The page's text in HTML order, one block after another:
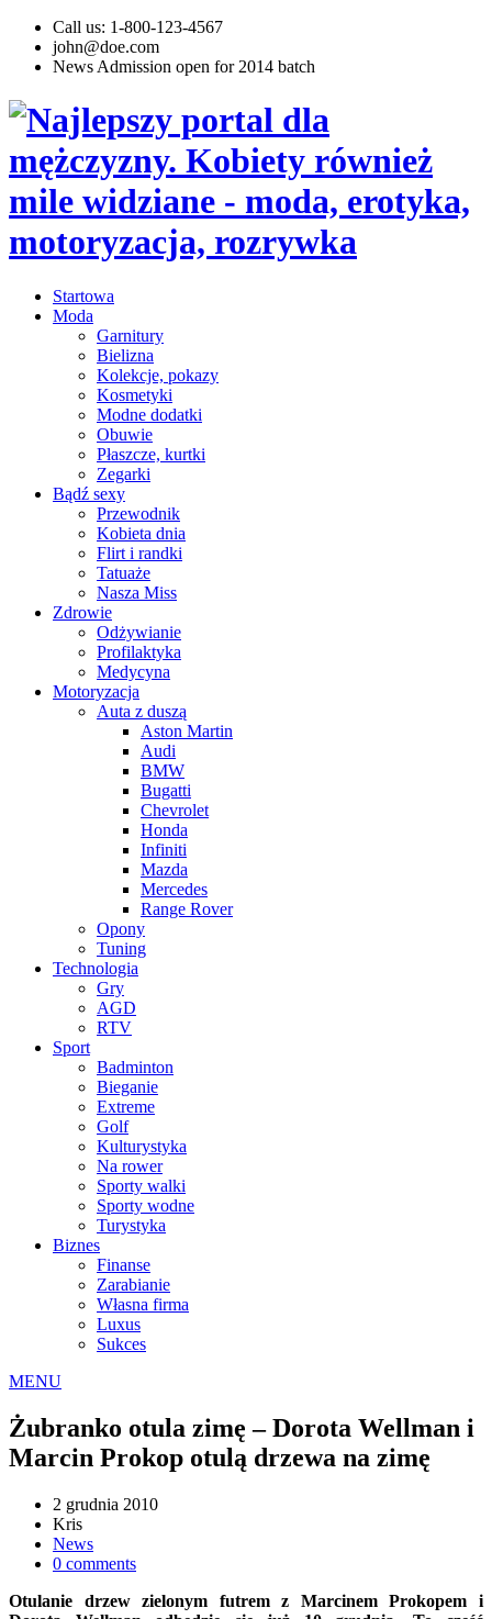
Call us: 1-800-123-4567
john@doe.com
News Admission open for 2014 batch
Startowa
Moda
Garnitury
Bielizna
Kolekcje, pokazy
Kosmetyki
Modne dodatki
Obuwie
Płaszcze, kurtki
Zegarki
Bądź sexy
Przewodnik
Kobieta dnia
Flirt i randki
Tatuaże
Nasza Miss
Zdrowie
Odżywianie
Profilaktyka
Medycyna
Motoryzacja
Auta z duszą
Aston Martin
Audi
BMW
Bugatti
Chevrolet
Honda
Infiniti
Mazda
Mercedes
Range Rover
Opony
Tuning
Technologia
Gry
AGD
RTV
Sport
Badminton
Bieganie
Extreme
Golf
Kulturystyka
Na rower
Sporty walki
Sporty wodne
Turystyka
Biznes
Finanse
Zarabianie
Własna firma
Luxus
Sukces
MENU
Żubranko otula zimę – Dorota Wellman i
Marcin Prokop otulą drzewa na zimę
2 grudnia 2010
Kris
News
0 comments
Otulanie drzew zielonym futrem z Marcinem Prokopem i